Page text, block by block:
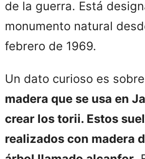
de la guerra. Está
monumento natural
febrero de 1969.
Un dato curioso es
madera que se usa en
crear los torii. Estos
realizados con madera